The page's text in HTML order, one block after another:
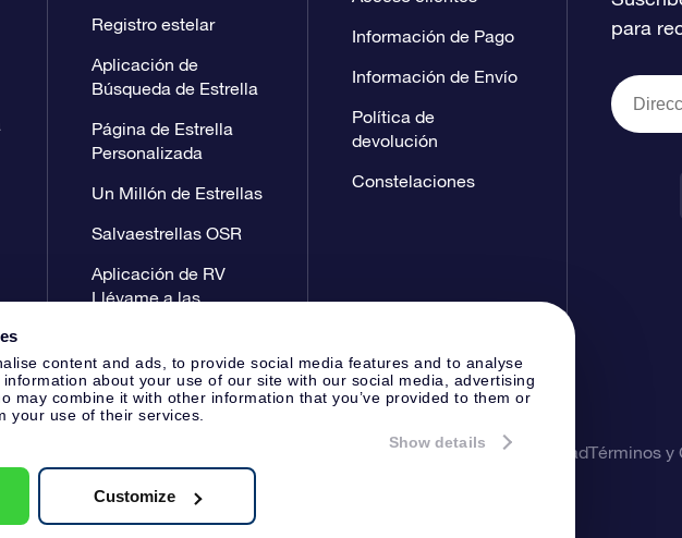
content and ads, to provide social media features and to analyse
about your use of our site with our social media, advertising
may combine it with other information that you’ve provided to them or
your use of their services.
Show details
Customize
Registro estelar
Aplicación de
Búsqueda de Estrella
Página de Estrella
Personalizada
Un Millón de Estrellas
Salvaestrellas OSR
Aplicación de RV
Llévame a las
Información de Pago
Información de Envío
Política de
devolución
Constelaciones
para
NL 8538.62.722B01
Página de prensaPolítica de PrivacidadTérminos y